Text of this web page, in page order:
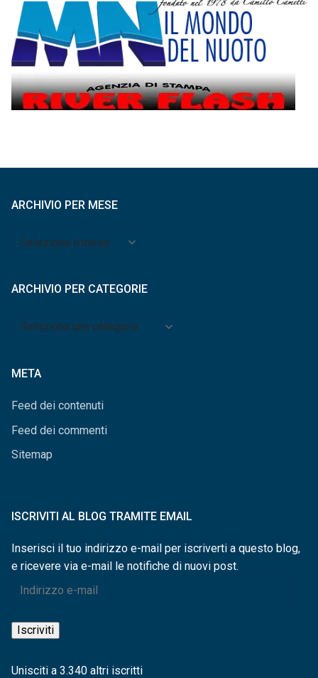
ARCHIVIO PER MESE
Archivio
ARCHIVIO PER CATEGORIE
Archivio
META
Feed dei contenuti
Feed dei commenti
Sitemap
ISCRIVITI AL BLOG TRAMITE EMAIL
Inserisci il tuo indirizzo e-mail per iscriverti a questo blog,
e ricevere via e-mail le notifiche di nuovi post.
Indirizzo
mail
Iscriviti
Unisciti a 3.340 altri iscritti